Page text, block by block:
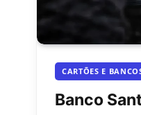
CARTÕES E
Banco